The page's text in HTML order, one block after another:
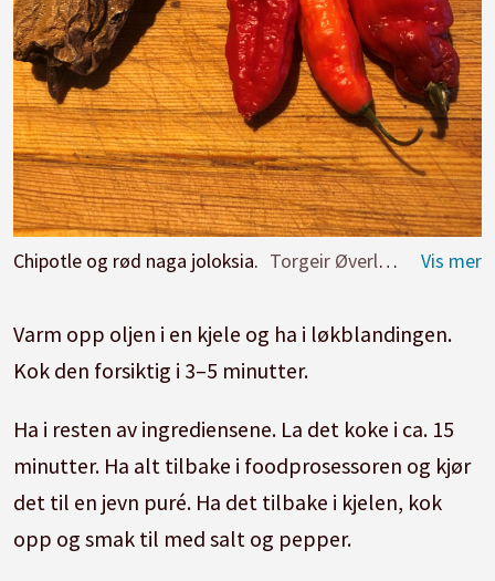
Chipotle og rød naga joloksia. Torgeir Øverland
Varm opp oljen i en kjele og ha i løkblandingen.
Kok den forsiktig i 3–5 minutter.
Ha i resten av ingrediensene. La det koke i ca. 15
minutter. Ha alt tilbake i foodprosessoren og kjør
det til en jevn puré. Ha det tilbake i kjelen, kok
opp og smak til med salt og pepper.